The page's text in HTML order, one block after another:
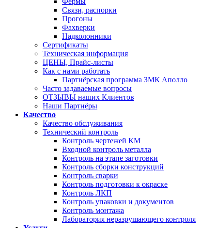
Связи, распорки
Прогоны
Фахверки
Надколонники
Сертификаты
Техническая информация
ЦЕНЫ, Прайс-листы
Как с нами работать
Партнёрская программа ЗМК Аполло
Часто задаваемые вопросы
ОТЗЫВЫ наших Клиентов
Наши Партнёры
Качество
Качество обслуживания
Технический контроль
Контроль чертежей КМ
Входной контроль металла
Контроль на этапе заготовки
Контроль сборки конструкций
Контроль сварки
Контроль подготовки к окраске
Контроль ЛКП
Контроль упаковки и документов
Контроль монтажа
Лаборатория неразрушающего контроля